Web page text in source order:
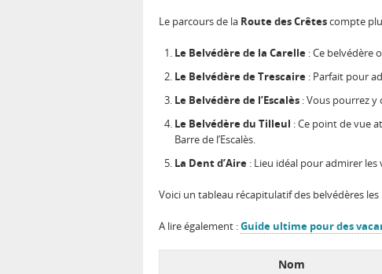
Le parcours de la Route des Crêtescompte
Le Belvédère de la Carelle : Ce belvédère
Le Belvédère de Trescaire : Parfait pour
Le Belvédère de l’Escalès : Vous pourrez
Le Belvédère du Tilleul : Ce point de vue
Barre de l’Escalès.
La Dent d’Aire : Lieu idéal pour admirer
Voici un tableau récapitulatif des belvédères
A lire également :Guide ultime pour des
Nom